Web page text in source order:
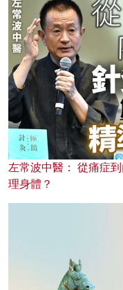
左常波中醫： 從痛症
理身體？